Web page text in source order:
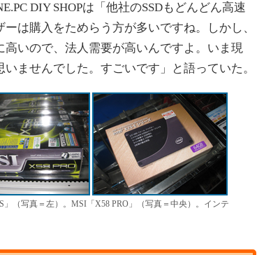
DIY SHOPは「他社のSSDもどんどん高速
は購入をためらう方が多いですね。しかし、
いので、法人需要が高いんですよ。いま現
ませんでした。すごいです」と語っていた。
」（写真＝左）。MSI「X58 PRO」（写真＝中央）。インテ